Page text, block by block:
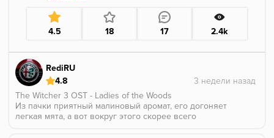
4.5 18 17 2.4k
RediRU
4.8
The Witcher 3 OST - Ladies of the Woods
Из пачки приятный малиновый аромат, его догоняет
легкая мята, а вот вокруг этого скорее всего